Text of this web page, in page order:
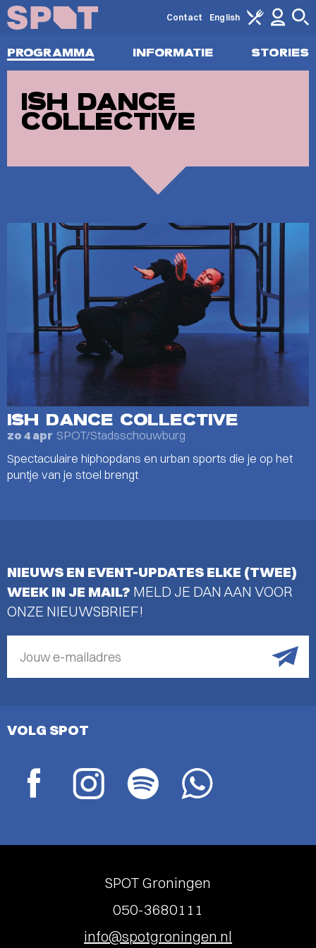
PROGRAMMA INFORMATIE STORIES
Contact English
ISH DANCE
COLLECTIVE
ISH DANCE COLLECTIVE
zo 4 apr SPOT/Stadsschouwburg
Spectaculaire hiphopdans en urban sports die je op het
puntje van je stoel brengt
NIEUWS EN EVENT-UPDATES ELKE (TWEE)
WEEK IN JE MAIL? MELD JE DAN AAN VOOR
ONZE NIEUWSBRIEF!
Jouw e-mailadres
VOLG SPOT
SPOT Groningen
050-3680111
info@spotgroningen.nl